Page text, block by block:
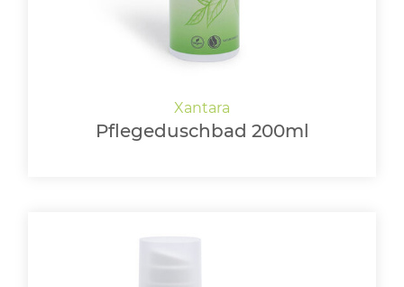
Pflegeduschbad 200ml